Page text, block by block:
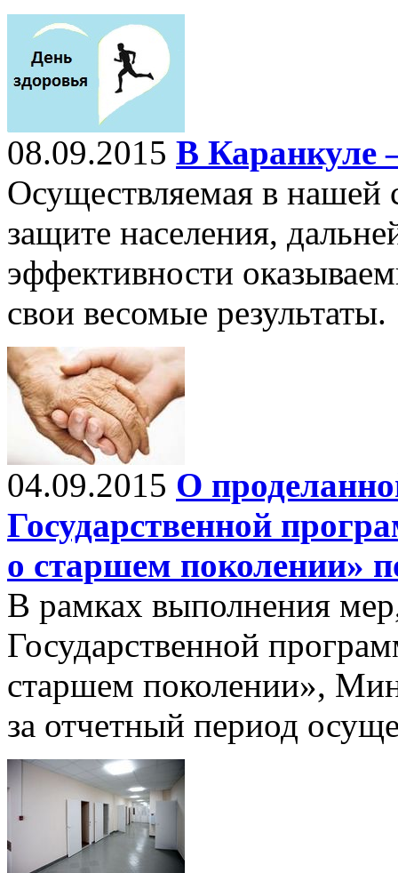
08.09.2015 В Каранкуле
Осуществляемая в нашей
защите населения,
эффективности
свои весомые результаты.
04.09.2015 О
Государственной
о старшем поколении»
В рамках выполнения
Государственной
старшем поколении»,
за отчетный период